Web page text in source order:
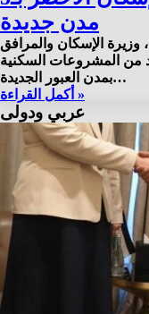
مدن جديدة
وزيرة الإسكان والمرافق
من المشروعات السكنية
بمدن العبور الجديدة…
أكمل القراءة »
عربي ودولى